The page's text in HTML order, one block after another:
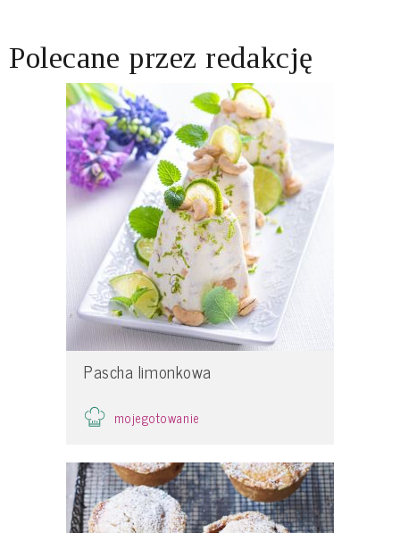
Polecane przez redakcję
Pascha limonkowa
mojegotowanie